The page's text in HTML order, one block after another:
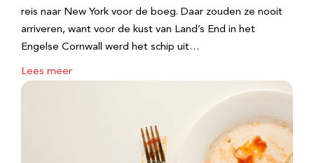
reis naar New York voor de boeg. Daar zouden ze nooit
arriveren, want voor de kust van Land’s End in het
Engelse Cornwall werd het schip uit…
Lees meer